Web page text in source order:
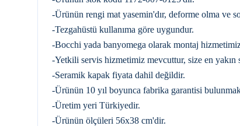
-Ürünün rengi mat yasemin'dır, deforme olma ve
-Tezgahüstü kullanıma göre uygundur.
-Bocchi yada banyomega olarak montaj
-Yetkili servis hizmetimiz mevcuttur, size en
-Seramik kapak fiyata dahil değildir.
-Ürünün 10 yıl boyunca fabrika garantisi
-Üretim yeri Türkiyedir.
-Ürünün ölçüleri 56x38 cm'dir.